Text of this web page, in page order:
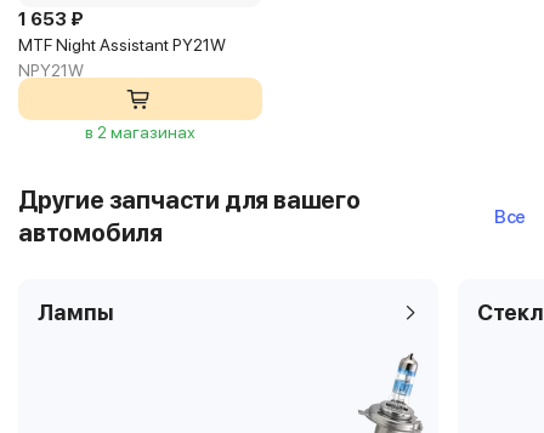
1 653 ₽
MTF Night Assistant PY21W
NPY21W
в 2 магазинах
Другие запчасти для вашего
автомобиля
Все
Лампы